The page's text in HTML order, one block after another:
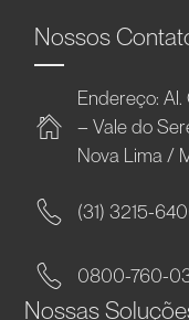
Nossos
Endereço:
– Vale do
Nova Lima /
(31) 3215-
0800-760-
Nossas